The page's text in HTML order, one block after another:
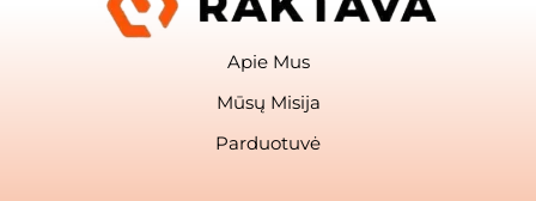
Apie Mus
Mūsų Misija
Parduotuvė